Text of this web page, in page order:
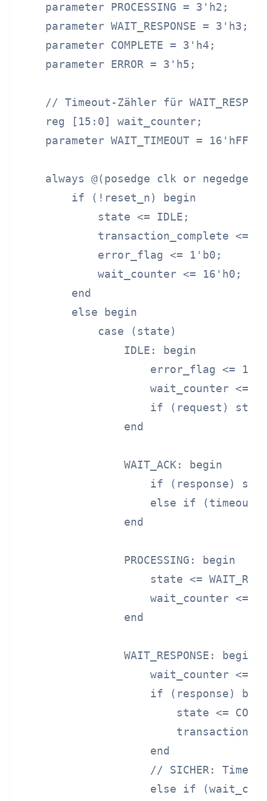
    parameter PROCESSING = 3'h2;
    parameter WAIT_RESPONSE = 3'h3;
    parameter COMPLETE = 3'h4;
    parameter ERROR = 3'h5;
// Timeout-Zähler für
    reg [15:0] wait_counter;
parameter WAIT_TIMEOUT =
always @(posedge clk or negedge
        if (!reset_n) begin
            state <= IDLE;
transaction_complete <=
            error_flag <= 1'b0;
            wait_counter <= 16'h0;
        end
        else begin
            case (state)
                IDLE: begin
error_flag <=
wait_counter <=
if (request)
                end
                WAIT_ACK: begin
if (response)
else if (timeout)
                end
                PROCESSING: begin
state <=
wait_counter <=
                end
                WAIT_RESPONSE: begin
wait_counter <=
if (response)
state <=
                    end
// SICHER:
else if